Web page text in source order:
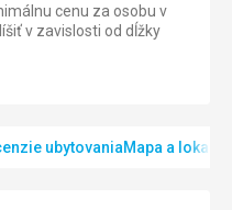
cenu za osobu v
v zavislosti od dĺžky
ubytovaniaMapa a lokalita